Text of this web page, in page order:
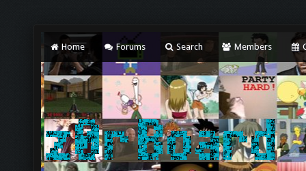
Home Forums Search Members